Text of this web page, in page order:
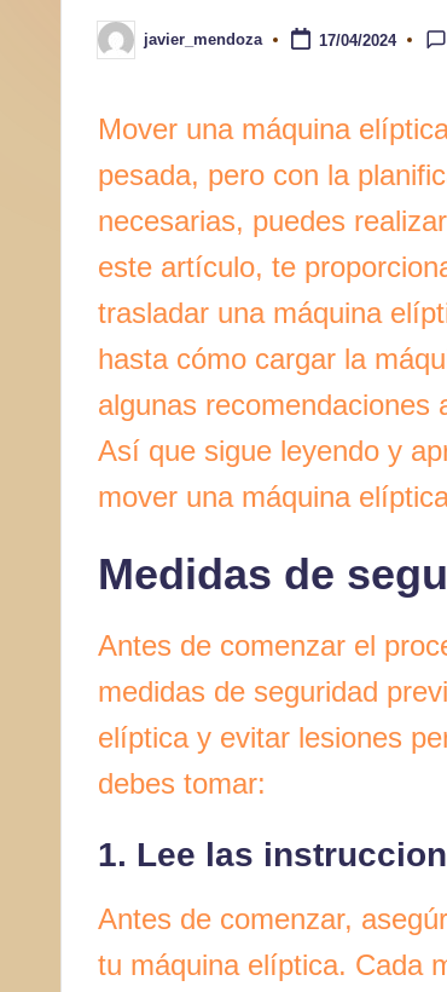
Publicado
por
javier_mendoza 17/04/2024
Mover una máquina
pesada, pero con la
necesarias, puedes
este artículo, te
trasladar una máquina
hasta cómo cargar la
algunas recomendaciones
Así que sigue leyendo y
mover una máquina
Medidas de
Antes de comenzar el
medidas de seguridad
elíptica y evitar lesiones
debes tomar:
1. Lee las
Antes de comenzar,
tu máquina elíptica. Cada